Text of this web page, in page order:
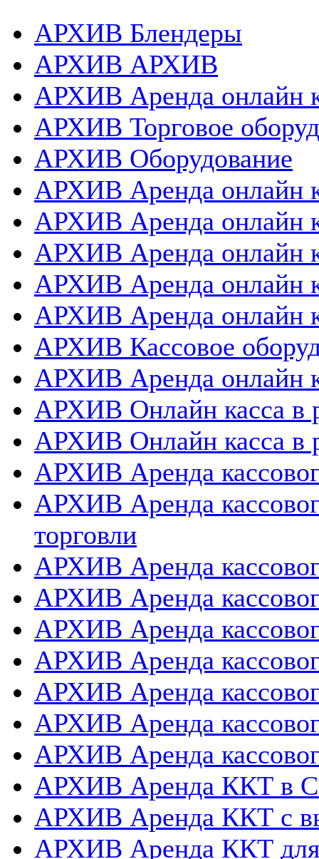
АРХИВ Блендеры
АРХИВ АРХИВ
АРХИВ Аренда онлайн
АРХИВ Торговое
АРХИВ Оборудование
АРХИВ Аренда онлайн
АРХИВ Аренда онлайн
АРХИВ Аренда онлайн
АРХИВ Аренда онлайн
АРХИВ Аренда онлайн
АРХИВ Кассовое
АРХИВ Аренда онлайн
АРХИВ Онлайн касса в
АРХИВ Онлайн касса в
АРХИВ Аренда
АРХИВ Аренда
торговли
АРХИВ Аренда
АРХИВ Аренда
АРХИВ Аренда
АРХИВ Аренда
АРХИВ Аренда
АРХИВ Аренда
АРХИВ Аренда
АРХИВ Аренда ККТ в
АРХИВ Аренда ККТ с
АРХИВ Аренда ККТ для